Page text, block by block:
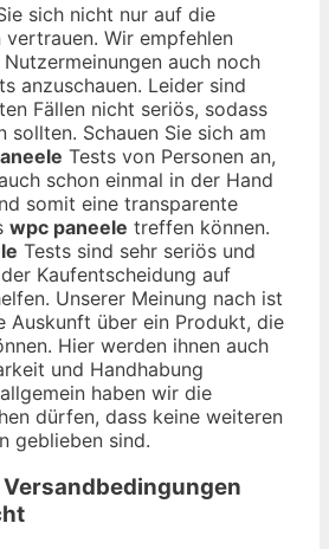
sich nicht nur auf die
vertrauen. Wir empfehlen
auch noch
anzuschauen. Leider sind
Fällen nicht seriös, sodass
sollten. Schauen Sie sich am
Tests von Personen an,
schon einmal in der Hand
somit eine transparente
wpc paneele treffen können.
Tests sind sehr seriös und
Kaufentscheidung auf
Unserer Meinung nach ist
Auskunft über ein Produkt, die
Hier werden ihnen auch
und Handhabung
haben wir die
dürfen, dass keine weiteren
geblieben sind.
Versandbedingungen